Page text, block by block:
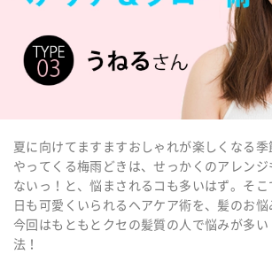
夏に向けてますますおしゃれが楽しくなる
やってくる梅雨どきは、せっかくのアレン
ないっ！と、悩まされるコも多いはず。そ
日も可愛くいられるヘアケア術を、髪のお
今回はもともとクセの髪質の人で悩みが多
法！